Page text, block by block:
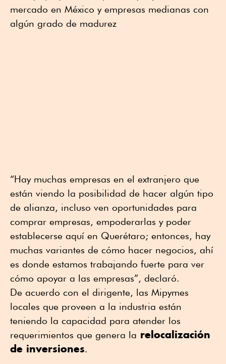
mercado en México y empresas medianas con
algún grado de madurez
“Hay muchas empresas en el extranjero que
están viendo la posibilidad de hacer algún tipo
de alianza, incluso ven oportunidades para
comprar empresas, empoderarlas y poder
establecerse aquí en Querétaro; entonces, hay
muchas variantes de cómo hacer negocios, ahí
es donde estamos trabajando fuerte para ver
cómo apoyar a las empresas”, declaró.
De acuerdo con el dirigente, las Mipymes
locales que proveen a la industria están
teniendo la capacidad para atender los
requerimientos que genera la relocalización
de inversiones.